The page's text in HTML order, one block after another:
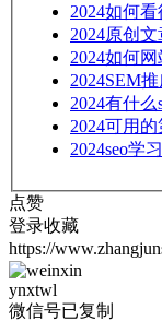
2024如何看
2024原创文
2024如何网
2024SEM
2024有什么
2024可用的
2024seo学
点赞
登录收藏
https://
ynxtwl
微信号已复制